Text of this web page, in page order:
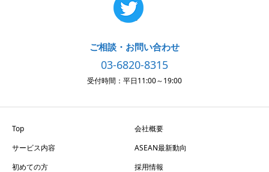
ご相談・お問い合わせ
03-6820-8315
受付時間：平日11:00～19:00
Top
会社概要
サービス内容
ASEAN最新動向
初めての方
採用情報